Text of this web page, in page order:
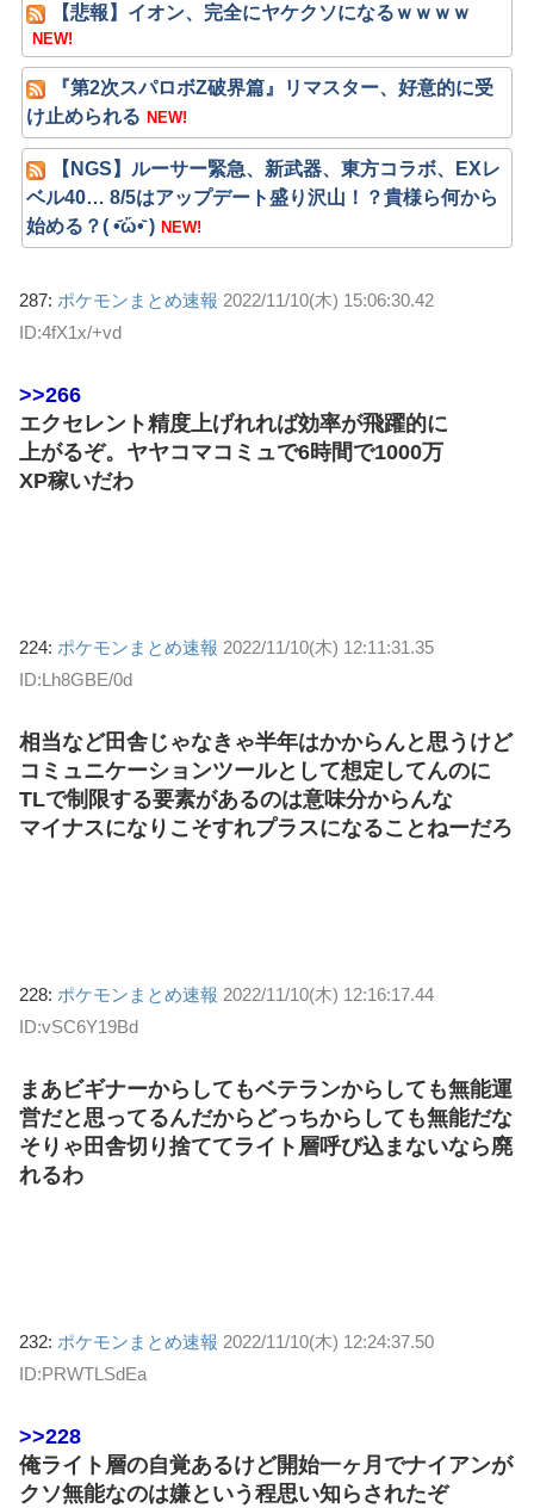
【悲報】イオン、完全にヤケクソになるｗｗｗｗ
NEW!
『第2次スパロボZ破界篇』リマスター、好意的に受
け止められる NEW!
【NGS】ルーサー緊急、新武器、東方コラボ、EXレ
ベル40… 8/5はアップデート盛り沢山！？貴様ら何から
始める？( •᷄ὤ•᷅ ) NEW!
287: ポケモンまとめ速報 2022/11/10(木) 15:06:30.42
ID:4fX1x/+vd
>>266
エクセレント精度上げれれば効率が飛躍的に
上がるぞ。ヤヤコマコミュで6時間で1000万
XP稼いだわ
224: ポケモンまとめ速報 2022/11/10(木) 12:11:31.35
ID:Lh8GBE/0d
相当など田舎じゃなきゃ半年はかからんと思うけど
コミュニケーションツールとして想定してんのに
TLで制限する要素があるのは意味分からんな
マイナスになりこそすれプラスになることねーだろ
228: ポケモンまとめ速報 2022/11/10(木) 12:16:17.44
ID:vSC6Y19Bd
まあビギナーからしてもベテランからしても無能運
営だと思ってるんだからどっちからしても無能だな
そりゃ田舎切り捨ててライト層呼び込まないなら廃
れるわ
232: ポケモンまとめ速報 2022/11/10(木) 12:24:37.50
ID:PRWTLSdEa
>>228
俺ライト層の自覚あるけど開始一ヶ月でナイアンが
クソ無能なのは嫌という程思い知らされたぞ